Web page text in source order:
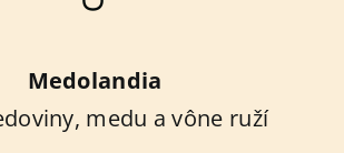
Medolandia
medu a vône ruží